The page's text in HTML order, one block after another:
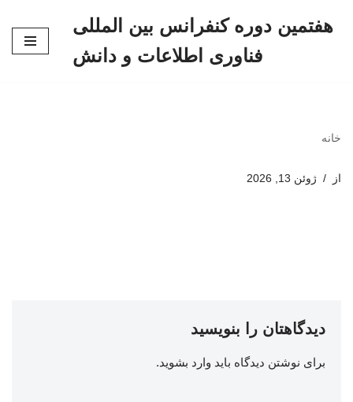
هفتمین دوره کنفرانس بین المللی
فناوری اطلاعات و دانش
خانه
از ژوئن 13, 2026
دیدگاهتان را بنویسید
برای نوشتن دیدگاه باید وارد بشوید.